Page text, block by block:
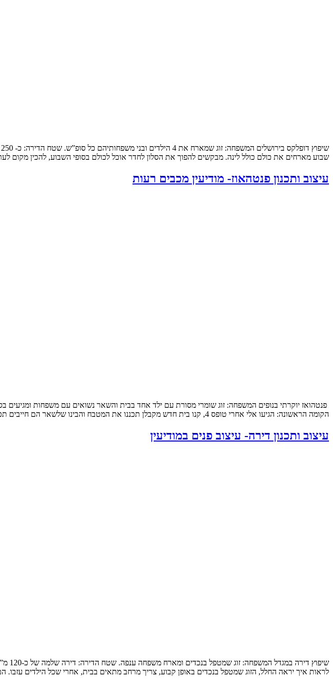
שבוע מארחים את כולם כולל לינה. מבקשים להפוך את הסלון לחדר אוכל לכולם בסופי השבוע, להכין מקום
עיצוב ותכנון פנטהאוז- מודיעין מכבים רעות
הקומה הראשונה: הגיעו אלי אחרי טופס 4, קנו בית חדש מקבלן תכננו את המטבח והבינו שלשאר הם חייבים תכנון מקצועי, תכנון […]
עיצוב ותכנון דירה- עיצוב פנים במודיעין
לראות איך יראה החלל, הזוג שמטפל בנכדים באופן קבוע, צריך מרחב מתאים בבית, אחרי שכל הילדים